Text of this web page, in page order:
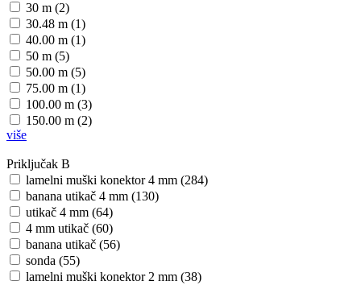
30 m (2)
30.48 m (1)
40.00 m (1)
50 m (5)
50.00 m (5)
75.00 m (1)
100.00 m (3)
150.00 m (2)
više
Priključak B
lamelni muški konektor 4 mm (284)
banana utikač 4 mm (130)
utikač 4 mm (64)
4 mm utikač (60)
banana utikač (56)
sonda (55)
lamelni muški konektor 2 mm (38)